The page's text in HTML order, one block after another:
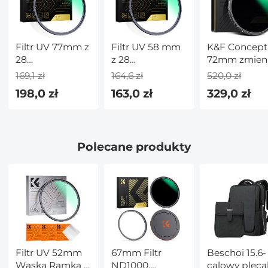
Filtr UV 77mm z
28
Wielowarstwowymi
Powłokami
HD/Hydroizolacja/Odporny
do Obiektywu
169,1 zł
198,0 zł
Filtr UV 58 mm
z 28
Wielowarstwowymi
Powłokami
HD/Hydroizolacja/Odporny
do Obiektywu
164,6 zł
163,0 zł
K&F Concept
72mm
filtr ND ND8-
ND128 (3-7
Stop) HD
520,0 zł
329,0 zł
Polecane produkty
Filtr UV 52mm
Wąska Ramka z
67mm Filtr
ND1000,
Beschoi 15.6-
calowy